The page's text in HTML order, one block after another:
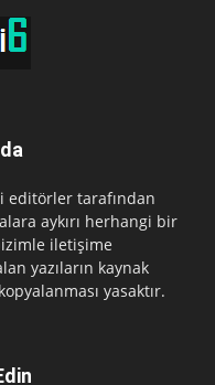
editörler tarafından
aykırı herhangi bir
iletişime
yazıların kaynak
yasaktır.